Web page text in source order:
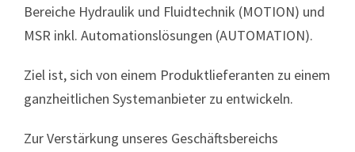
Bereiche Hydraulik und Fluidtechnik (MOTION) und
MSR inkl. Automationslösungen (AUTOMATION).
Ziel ist, sich von einem Produktlieferanten zu einem
ganzheitlichen Systemanbieter zu entwickeln.
Zur Verstärkung unseres Geschäftsbereichs